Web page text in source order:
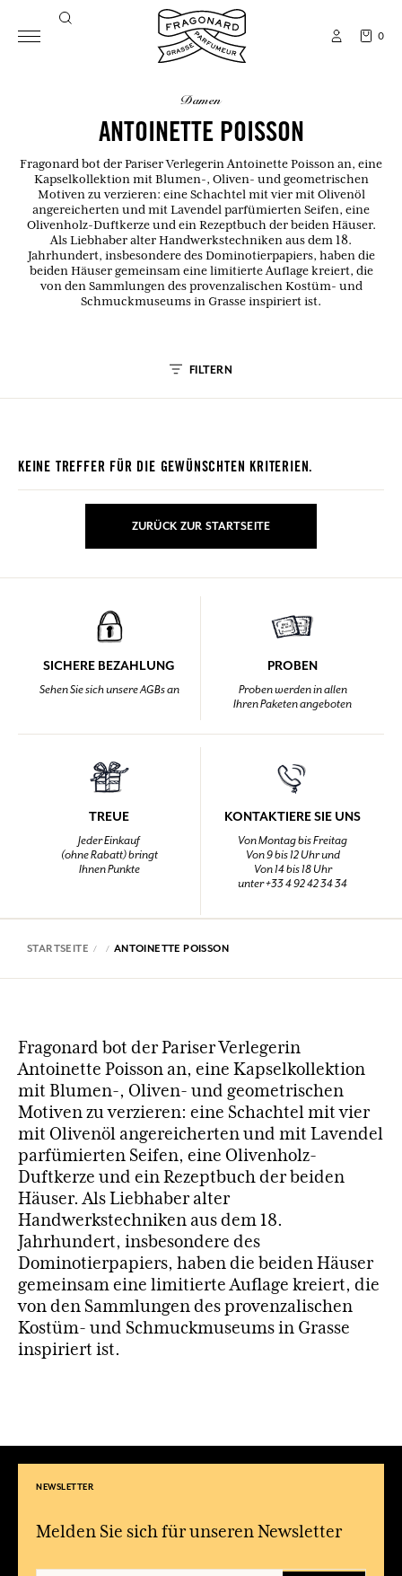
0
damen
ANTOINETTE POISSON
Fragonard bot der Pariser Verlegerin Antoinette Poisson an, eine
Kapselkollektion mit Blumen-, Oliven- und geometrischen
Motiven zu verzieren: eine Schachtel mit vier mit Olivenöl
angereicherten und mit Lavendel parfümierten Seifen, eine
Olivenholz-Duftkerze und ein Rezeptbuch der beiden Häuser.
Als Liebhaber alter Handwerkstechniken aus dem 18.
Jahrhundert, insbesondere des Dominotierpapiers, haben die
beiden Häuser gemeinsam eine limitierte Auflage kreiert, die
von den Sammlungen des provenzalischen Kostüm- und
Schmuckmuseums in Grasse inspiriert ist.
FILTERN
KEINE TREFFER FÜR DIE GEWÜNSCHTEN KRITERIEN.
ZURÜCK ZUR STARTSEITE
SICHERE BEZAHLUNG
Sehen Sie sich unsere AGBs an
PROBEN
Proben werden in allen
Ihren Paketen angeboten
TREUE
Jeder Einkauf
(ohne Rabatt) bringt
Ihnen Punkte
KONTAKTIERE SIE UNS
Von Montag bis Freitag
Von 9 bis 12 Uhr und
Von 14 bis 18 Uhr
unter +33 4 92 42 34 34
STARTSEITE ANTOINETTE POISSON
Fragonard bot der Pariser Verlegerin
Antoinette Poisson an, eine Kapselkollektion
mit Blumen-, Oliven- und geometrischen
Motiven zu verzieren: eine Schachtel mit vier
mit Olivenöl angereicherten und mit Lavendel
parfümierten Seifen, eine Olivenholz-
Duftkerze und ein Rezeptbuch der beiden
Häuser. Als Liebhaber alter
Handwerkstechniken aus dem 18.
Jahrhundert, insbesondere des
Dominotierpapiers, haben die beiden Häuser
gemeinsam eine limitierte Auflage kreiert, die
von den Sammlungen des provenzalischen
Kostüm- und Schmuckmuseums in Grasse
inspiriert ist.
NEWSLETTER
Melden Sie sich für unseren Newsletter